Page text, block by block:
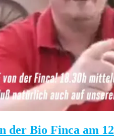
der Bio Finca am